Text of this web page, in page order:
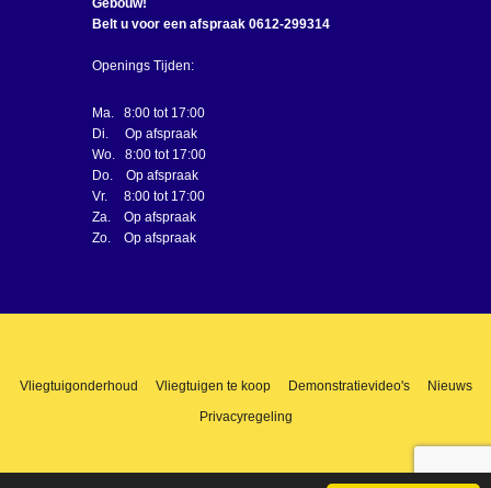
Gebouw!
Belt u voor een afspraak 0612-299314
Openings Tijden:
Ma. 8:00 tot 17:00
Di. Op afspraak
Wo. 8:00 tot 17:00
Do. Op afspraak
Vr. 8:00 tot 17:00
Za. Op afspraak
Zo. Op afspraak
Vliegtuigonderhoud Vliegtuigen te koop Demonstratievideo's
Nieuws
Privacyregeling